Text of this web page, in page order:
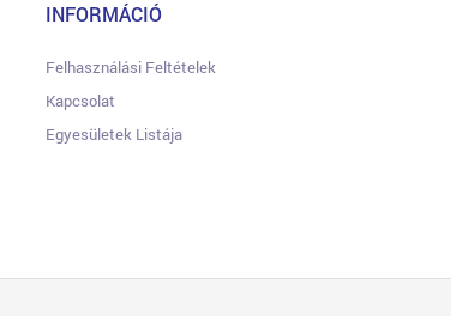
INFORMÁCIÓ
Felhasználási Feltételek
Kapcsolat
Egyesületek Listája